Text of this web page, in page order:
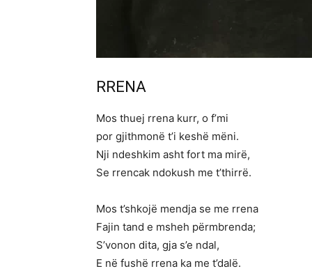
RRENA
Mos thuej rrena kurr, o f’mi
por gjithmonë t’i keshë mëni.
Nji ndeshkim asht fort ma mirë,
Se rrencak ndokush me t’thirrë.
Mos t’shkojë mendja se me rrena
Fajin tand e msheh përmbrenda;
S’vonon dita, gja s’e ndal,
E në fushë rrena ka me t’dalë.